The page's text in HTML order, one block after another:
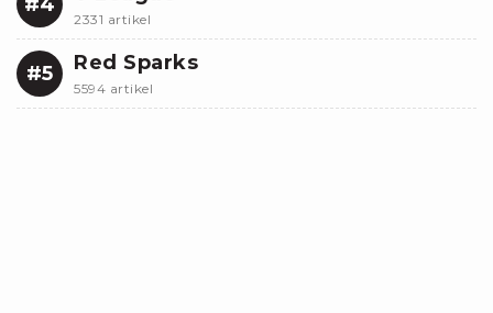
2331 artikel
#5 Red Sparks
5594 artikel